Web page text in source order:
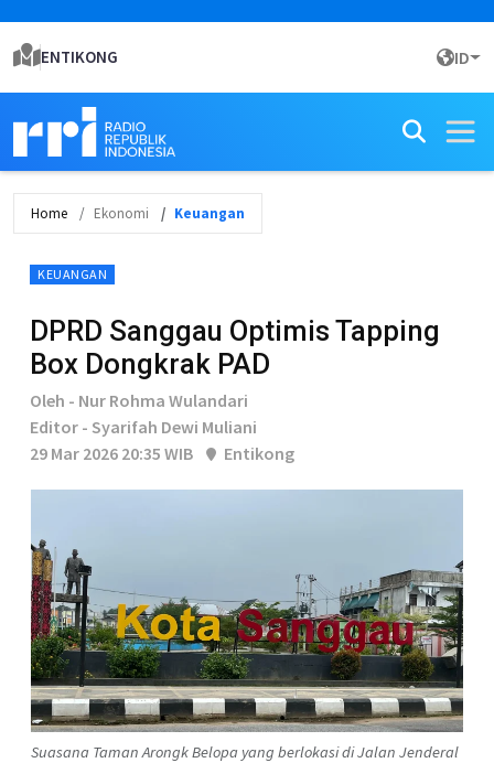
ENTIKONG ID
Home Ekonomi Keuangan
KEUANGAN
DPRD Sanggau Optimis Tapping
Box Dongkrak PAD
Oleh - Nur Rohma Wulandari
Editor - Syarifah Dewi Muliani
29 Mar 2026 20:35 WIB
Entikong
Suasana Taman Arongk Belopa yang berlokasi di Jalan Jenderal